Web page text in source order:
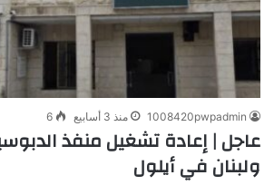
1008420pwpadmin منذ 3 أسابيع 6
عاجل | إعادة تشغيل منفذ
ولبنان في أيلول